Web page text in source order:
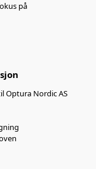
på
Optura Nordic AS